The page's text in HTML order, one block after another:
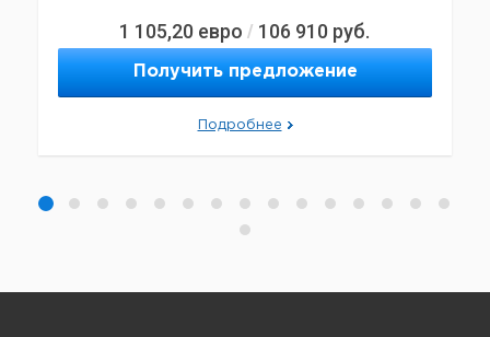
1 105,20 евро / 106 910 руб.
Получить предложение
Подробнее